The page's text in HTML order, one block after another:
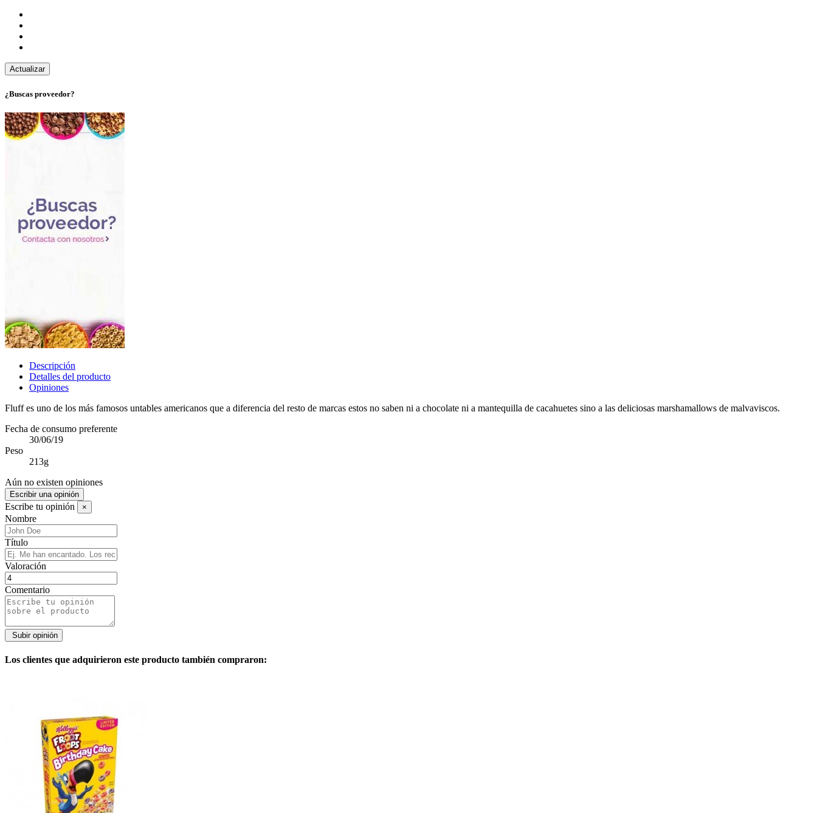
¿Buscas proveedor?
Descripción
Detalles del producto
Opiniones
Fluff es uno de los más famosos untables americanos que a diferencia del resto de marcas estos no saben ni a chocolate ni a mantequilla de cacahuetes sino a las deliciosas marshamallows de malvaviscos.
Fecha de consumo preferente
30/06/19
Peso
213g
Aún no existen opiniones
Escribir una opinión
Escribe tu opinión ×
Nombre
Título
Valoración
Comentario
Los clientes que adquirieron este producto también compraron: